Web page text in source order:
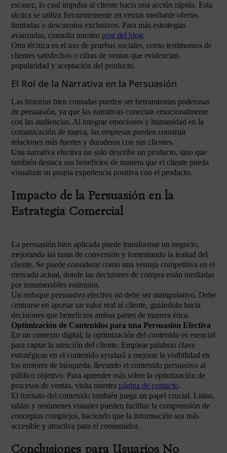
escasez, lo cual impulsa al cliente hacia una acción rápida. Esta
táctica se utiliza frecuentemente en ventas mediante ofertas
limitadas o descuentos exclusivos. Para más estrategias
avanzadas, consulta nuestro post del blog.
Otra técnica es el uso de pruebas sociales, como testimonios de
clientes satisfechos o cifras de ventas que evidencian
popularidad y aceptación del producto.
El Rol de la Narrativa en la Persuasión
Las historias bien contadas pueden ser herramientas poderosas
de persuasión, ya que las narrativas conectan emocionalmente
con las audiencias. Al integrar emociones y humanidad en la
comunicación de marca, las empresas pueden construir
relaciones más fuertes y duraderas con sus clientes.
Una narrativa efectiva no solo describe un producto, sino que
también destaca sus beneficios de manera que el cliente pueda
visualizar su propia experiencia positiva con el producto.
Impacto de la Persuasión en la
Estrategia Comercial
La persuasión bien aplicada puede transformar un negocio,
mejorando las tasas de conversión y fomentando la lealtad del
cliente. Se puede considerar como una ventaja competitiva en el
mercado actual, donde las decisiones de compra están mediadas
por innumerables estímulos.
Un enfoque persuasivo efectivo no debe ser manipulativo. Debe
centrarse en aportar un valor real al cliente, guiándolo hacia
decisiones que beneficien ambas partes de manera ética.
Optimización de Contenidos para una Persuasión Efectiva
En un contexto digital, la optimización del contenido es esencial
para captar la atención del cliente. Emplear palabras clave
estratégicas en el contenido ayudará a mejorar la visibilidad en
los motores de búsqueda, llevando el contenido persuasivo al
público objetivo. Para aprender más sobre la optimización de
procesos de ventas, visita nuestra página de contacto.
El formato del contenido también juega un papel crucial. Listas,
tablas y resúmenes visuales pueden facilitar la comprensión de
conceptos complejos, haciendo que la información sea más
accesible y atractiva para el consumidor.
Conclusiones para Usuarios No